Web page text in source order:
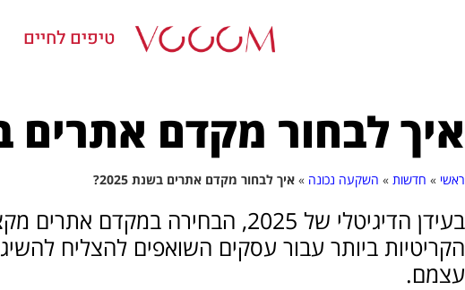
טיפים לחיים
איך לבחור מקדם אתרים בשנת
ראשי » חדשות » השקעה נכונה » איך לבחור מקדם אתרים בשנת 2025?
בעידן הדיגיטלי של 2025, הבחירה
הקריטיות ביותר עבור עסקים השואפים להצליח
עצמם.